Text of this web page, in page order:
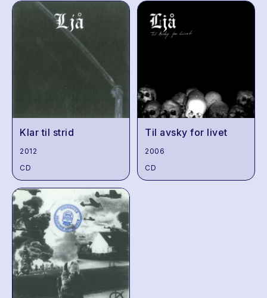
Klar til strid
2012
CD
Til avsky for livet
2006
CD